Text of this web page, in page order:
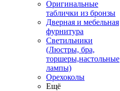
Оригинальные
таблички из бронзы
Дверная и мебельная
фурнитура
Светильники
(Люстры, бра,
торшеры,настольные
лампы)
Орехоколы
Ещё